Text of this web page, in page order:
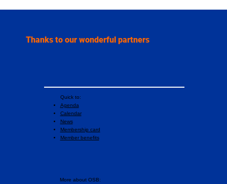
Thanks to our wonderful partners
Quick to:
Agenda
Calendar
News
Membership card
Member benefits
More about OSB: